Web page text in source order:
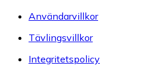
Användarvillkor
Tävlingsvillkor
Integritetspolicy